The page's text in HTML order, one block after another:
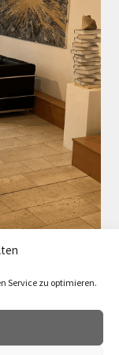
Service zu optimieren.